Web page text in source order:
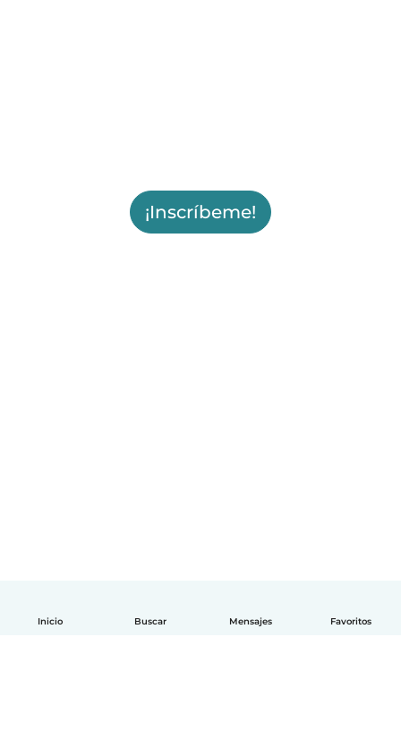
Inicio Buscar Mensajes Favoritos
¡Inscríbeme!